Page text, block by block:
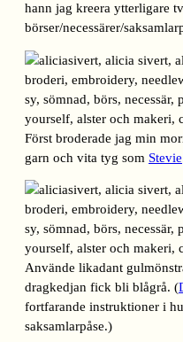
hann jag kreera ytterligare
börser/necessärer/
Först broderade jag min
garn och vita tyg som Stevie
Använde likadant
dragkedjan fick bli blågrå. (
fortfarande instruktioner i
saksamlarpåse.)